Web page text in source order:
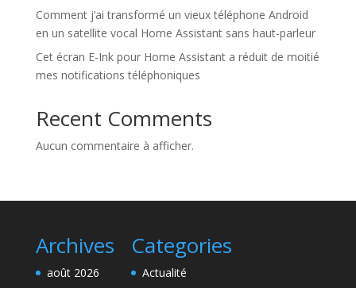
Comment j’ai transformé un vieux téléphone Android
en un satellite vocal Home Assistant sans haut-parleur
Cet écran E-Ink pour Home Assistant a réduit de moitié
mes notifications téléphoniques
Recent Comments
Aucun commentaire à afficher.
Archives
août 2026
Categories
Actualité